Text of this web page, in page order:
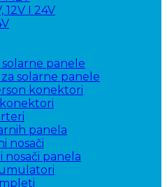
12V I 24V
solarne panele
solarne panele
konektori
panela
nosači
nosači panela